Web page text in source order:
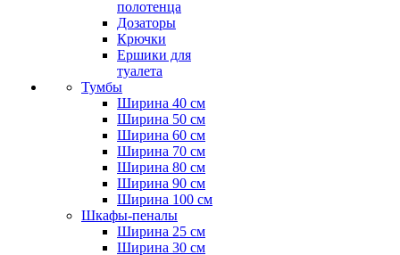
полотенца
Дозаторы
Крючки
Ершики для
туалета
Тумбы
Ширина 40 см
Ширина 50 см
Ширина 60 см
Ширина 70 см
Ширина 80 см
Ширина 90 см
Ширина 100 см
Шкафы-пеналы
Ширина 25 см
Ширина 30 см